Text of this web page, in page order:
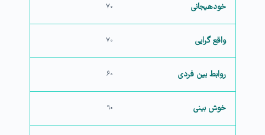
خودهیجانی ۷۰
واقع گرایی ۷۰
روابط بین فردی ۶۰
خوش بینی ۹۰